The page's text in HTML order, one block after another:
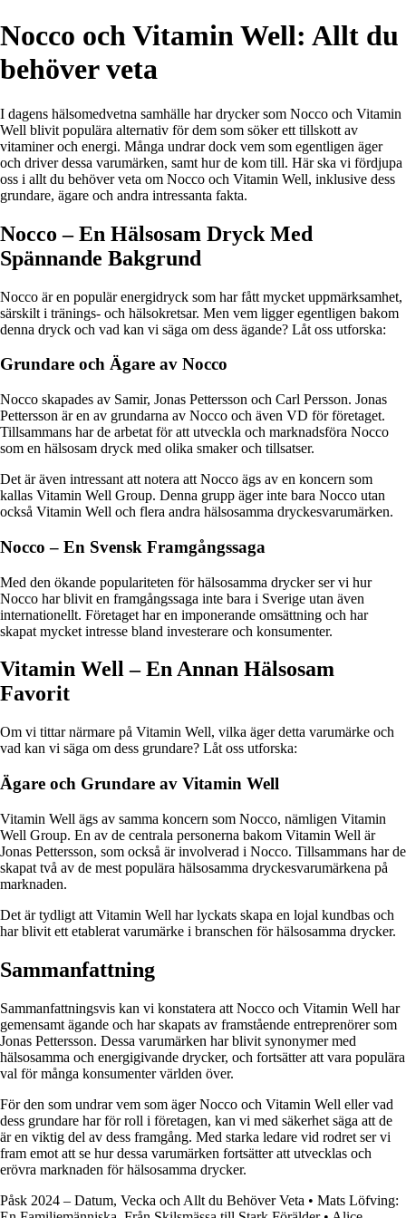
Nocco och Vitamin Well: Allt du
behöver veta
I dagens hälsomedvetna samhälle har drycker som Nocco och Vitamin
Well blivit populära alternativ för dem som söker ett tillskott av
vitaminer och energi. Många undrar dock vem som egentligen äger
och driver dessa varumärken, samt hur de kom till. Här ska vi fördjupa
oss i allt du behöver veta om Nocco och Vitamin Well, inklusive dess
grundare, ägare och andra intressanta fakta.
Nocco – En Hälsosam Dryck Med
Spännande Bakgrund
Nocco är en populär energidryck som har fått mycket uppmärksamhet,
särskilt i tränings- och hälsokretsar. Men vem ligger egentligen bakom
denna dryck och vad kan vi säga om dess ägande? Låt oss utforska:
Grundare och Ägare av Nocco
Nocco skapades av Samir, Jonas Pettersson och Carl Persson. Jonas
Pettersson är en av grundarna av Nocco och även VD för företaget.
Tillsammans har de arbetat för att utveckla och marknadsföra Nocco
som en hälsosam dryck med olika smaker och tillsatser.
Det är även intressant att notera att Nocco ägs av en koncern som
kallas Vitamin Well Group. Denna grupp äger inte bara Nocco utan
också Vitamin Well och flera andra hälsosamma dryckesvarumärken.
Nocco – En Svensk Framgångssaga
Med den ökande populariteten för hälsosamma drycker ser vi hur
Nocco har blivit en framgångssaga inte bara i Sverige utan även
internationellt. Företaget har en imponerande omsättning och har
skapat mycket intresse bland investerare och konsumenter.
Vitamin Well – En Annan Hälsosam
Favorit
Om vi tittar närmare på Vitamin Well, vilka äger detta varumärke och
vad kan vi säga om dess grundare? Låt oss utforska:
Ägare och Grundare av Vitamin Well
Vitamin Well ägs av samma koncern som Nocco, nämligen Vitamin
Well Group. En av de centrala personerna bakom Vitamin Well är
Jonas Pettersson, som också är involverad i Nocco. Tillsammans har de
skapat två av de mest populära hälsosamma dryckesvarumärkena på
marknaden.
Det är tydligt att Vitamin Well har lyckats skapa en lojal kundbas och
har blivit ett etablerat varumärke i branschen för hälsosamma drycker.
Sammanfattning
Sammanfattningsvis kan vi konstatera att Nocco och Vitamin Well har
gemensamt ägande och har skapats av framstående entreprenörer som
Jonas Pettersson. Dessa varumärken har blivit synonymer med
hälsosamma och energigivande drycker, och fortsätter att vara populära
val för många konsumenter världen över.
För den som undrar vem som äger Nocco och Vitamin Well eller vad
dess grundare har för roll i företagen, kan vi med säkerhet säga att de
är en viktig del av dess framgång. Med starka ledare vid rodret ser vi
fram emot att se hur dessa varumärken fortsätter att utvecklas och
erövra marknaden för hälsosamma drycker.
Påsk 2024 – Datum, Vecka och Allt du Behöver Veta • Mats Löfving: